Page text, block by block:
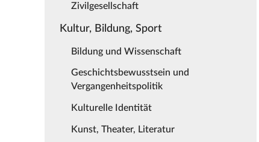
Zivilgesellschaft
Kultur, Bildung, Sport
Bildung und Wissenschaft
Geschichtsbewusstsein und
Vergangenheitspolitik
Kulturelle Identität
Kunst, Theater, Literatur